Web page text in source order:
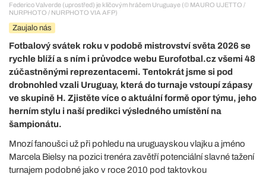
Federico Valverde (uprostřed) je klíčovým hráčem Uruguaye (© MAURO UJETTO /
NURPHOTO / NURPHOTO VIA AFP)
Zaujalo nás
Fotbalový svátek roku v podobě mistrovství světa 2026 se
rychle blíží a s ním i průvodce webu Eurofotbal.cz všemi 48
zúčastněnými reprezentacemi. Tentokrát jsme si pod
drobnohled vzali Uruguay, která do turnaje vstoupí zápasy
ve skupině H. Zjistěte více o aktuální formě opor týmu, jeho
herním stylu i naší predikci výsledného umístění na
šampionátu.
Mnozí fanoušci už při pohledu na uruguayskou vlajku a jméno
Marcela Bielsy na pozici trenéra zavětří potenciální slavné tažení
turnajem podobné jako v roce 2010 pod taktovkou